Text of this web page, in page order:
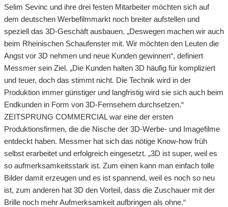
Selim Sevinc und ihre drei festen Mitarbeiter möchten sich auf
dem deutschen Werbefilmmarkt noch breiter aufstellen und
speziell das 3D-Geschäft ausbauen. „Deswegen machen wir auch
beim Rheinischen Schaufenster mit. Wir möchten den Leuten die
Angst vor 3D nehmen und neue Kunden gewinnen“, definiert
Messmer sein Ziel. „Die Kunden halten 3D häufig für kompliziert
und teuer, doch das stimmt nicht. Die Technik wird in der
Produktion immer günstiger und langfristig wird sie sich auch beim
Endkunden in Form von 3D-Fernsehern durchsetzen.“
ZEITSPRUNG COMMERCIAL war eine der ersten
Produktionsfirmen, die die Nische der 3D-Werbe- und Imagefilme
entdeckt haben. Messmer hat sich das nötige Know-how früh
selbst erarbeitet und erfolgreich eingesetzt. „3D ist super, weil es
so aufmerksamkeitsstark ist. Zum einen kann man einfach tolle
Bilder damit erzeugen und es ist spannend, weil es noch so neu
ist, zum anderen hat 3D den Vorteil, dass die Zuschauer mit der
Brille noch mehr Aufmerksamkeit aufbringen als ohne.“